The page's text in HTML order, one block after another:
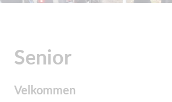
Senior
Velkommen